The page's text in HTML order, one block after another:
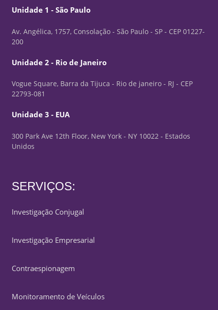
Unidade 1 - São Paulo
Av. Angélica, 1757, Consolação - São Paulo - SP - CEP 01227-
200
Unidade 2 - Rio de Janeiro
Vogue Square, Barra da Tijuca - Rio de janeiro - RJ - CEP
22793-081
Unidade 3 - EUA
300 Park Ave 12th Floor, New York - NY 10022 - Estados
Unidos
SERVIÇOS:
Investigação Conjugal
Investigação Empresarial
Contraespionagem
Monitoramento de Veículos